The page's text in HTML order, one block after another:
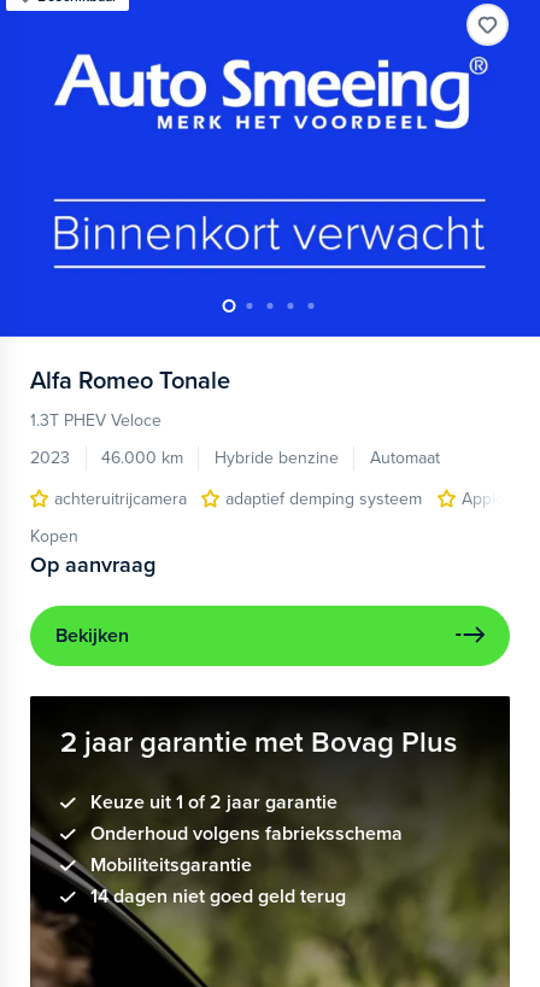
Alfa Romeo Tonale
1.3T PHEV Veloce
2023
46.000 km Hybride benzine
Automaat
achteruitrijcamera
adaptief demping systeem
Apple
Kopen
Op aanvraag
Bekijken
2 jaar garantie met Bovag Plus
Keuze uit 1 of 2 jaar garantie
Onderhoud volgens fabrieksschema
Mobiliteitsgarantie
14 dagen niet goed geld terug